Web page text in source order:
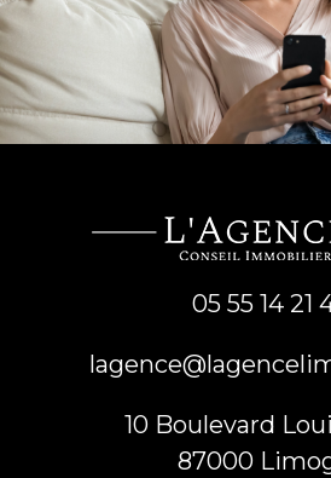
05 55 14 21
10 Boulevard
87000